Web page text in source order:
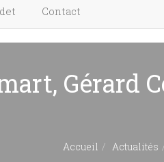
Contact
Gérard
Accueil Actualités